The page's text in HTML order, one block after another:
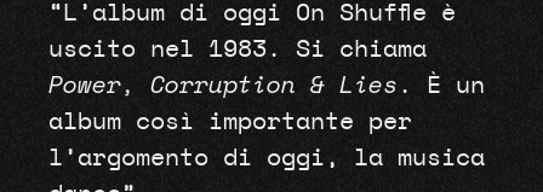
“L’album di oggi On Shuffle è
uscito nel 1983. Si chiama
Power, Corruption & Lies . È un
album così importante per
l’argomento di oggi, la musica